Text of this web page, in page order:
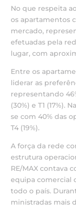
No que respeita
os apartamentos
mercado,
efetuadas pela
lugar, com
Entre os
liderar as
representando
(30%) e T1 (17%).
se com 40% das
T4 (19%).
A força da rede
estrutura
RE/MAX contava
equipa comercial
todo o país.
ministradas mais